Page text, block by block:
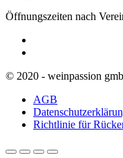
Öffnungszeiten nach
© 2020 - weinpassion
AGB
Richtlinie für